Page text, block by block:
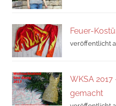
Feuer-
veröffentlicht
WKSA
gemacht